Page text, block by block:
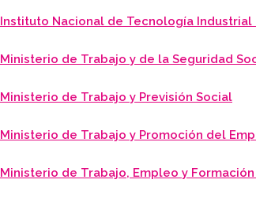
Instituto Nacional de Tecnología Industrial
Ministerio de Trabajo y de la Seguridad
Ministerio de Trabajo y Previsión Social
Ministerio de Trabajo y Promoción del
Ministerio de Trabajo, Empleo y